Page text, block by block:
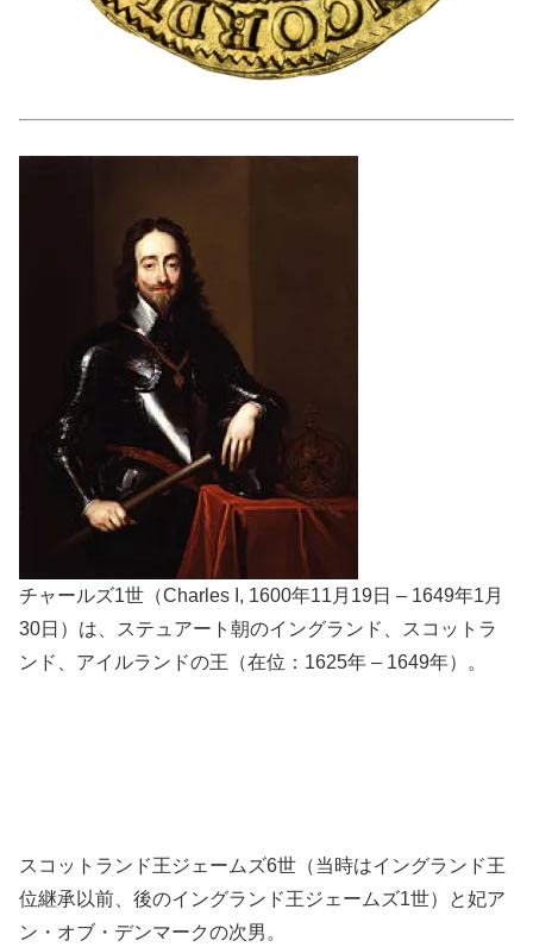
チャールズ1世（Charles I, 1600年11月19日 – 1649年1月
30日）は、ステュアート朝のイングランド、スコットラ
ンド、アイルランドの王（在位：1625年 – 1649年）。
スコットランド王ジェームズ6世（当時はイングランド王
位継承以前、後のイングランド王ジェームズ1世）と妃ア
ン・オブ・デンマークの次男。